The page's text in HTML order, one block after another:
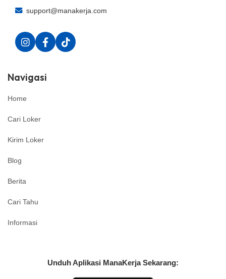
support@manakerja.com
Navigasi
Home
Cari Loker
Kirim Loker
Blog
Berita
Cari Tahu
Informasi
Unduh Aplikasi ManaKerja Sekarang: